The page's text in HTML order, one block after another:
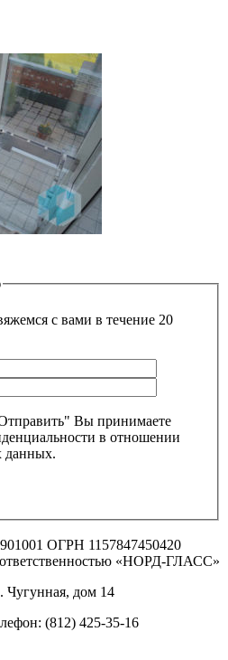
с вами в течение 20
Вы принимаете
в отношении
данных.
ОГРН 1157847450420
«НОРД-ГЛАСС»
Чугунная, дом 14
(812) 425-35-16